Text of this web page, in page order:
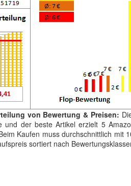
von Bewertung & Preisen:
und der beste Artikel erzielt 5
Kaufen muss durchschnittlich mit
sortiert nach